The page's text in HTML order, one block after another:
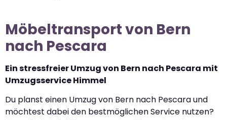
Möbeltransport von Bern
nach Pescara
Ein stressfreier Umzug von Bern nach Pescara mit
Umzugsservice Himmel
Du planst einen Umzug von Bern nach Pescara und
möchtest dabei den bestmöglichen Service nutzen?